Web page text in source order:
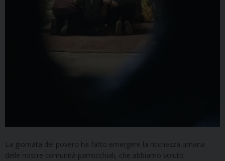
La giornata del povero ha fatto emergere la ricchezza umana
delle nostre comunità parrocchiali, che abbiamo voluto